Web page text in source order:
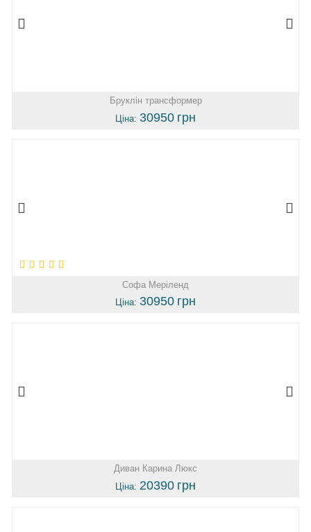
Бруклін трансформер
Ціна: 30950 грн
Софа Меріленд
Ціна: 30950 грн
Диван Карина Люкс
Ціна: 20390 грн